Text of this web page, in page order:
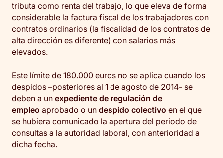
tributa como renta del trabajo, lo que eleva de forma
considerable la factura fiscal de los trabajadores con
contratos ordinarios (la fiscalidad de los contratos de
alta dirección es diferente) con salarios más
elevados.
Este límite de 180.000 euros no se aplica cuando los
despidos –posteriores al 1 de agosto de 2014- se
deben a un expediente de regulación de
empleo aprobado o un despido colectivo en el que
se hubiera comunicado la apertura del periodo de
consultas a la autoridad laboral, con anterioridad a
dicha fecha.